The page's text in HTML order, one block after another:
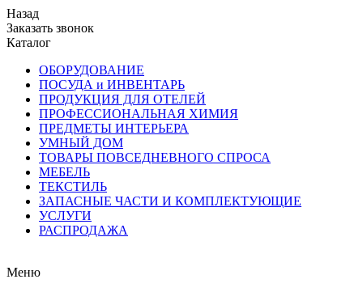
Назад
Заказать звонок
Каталог
ОБОРУДОВАНИЕ
ПОСУДА и ИНВЕНТАРЬ
ПРОДУКЦИЯ ДЛЯ ОТЕЛЕЙ
ПРОФЕССИОНАЛЬНАЯ ХИМИЯ
ПРЕДМЕТЫ ИНТЕРЬЕРА
УМНЫЙ ДОМ
ТОВАРЫ ПОВСЕДНЕВНОГО СПРОСА
МЕБЕЛЬ
ТЕКСТИЛЬ
ЗАПАСНЫЕ ЧАСТИ И КОМПЛЕКТУЮЩИЕ
УСЛУГИ
РАСПРОДАЖА
Меню